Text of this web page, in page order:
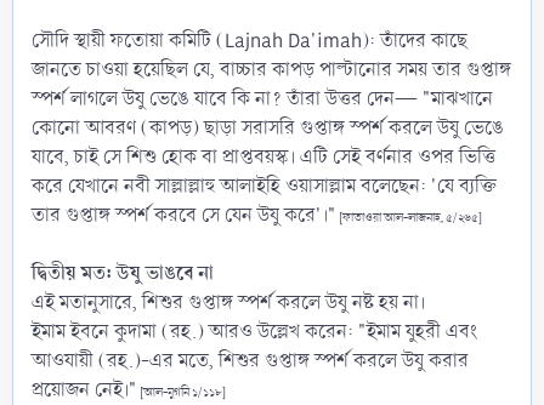
সৌদি স্থায়ী ফতোয়া কমিটি (Lajnah Da'imah): তাঁদের কাছে
জানতে চাওয়া হয়েছিল যে, বাচ্চার কাপড় পাল্টানোর সময় তার গুপ্তাঙ্গ
স্পর্শ লাগলে উযু ভেঙে যাবে কি না? তাঁরা উত্তর দেন— "মাঝখানে
কোনো আবরণ (কাপড়) ছাড়া সরাসরি গুপ্তাঙ্গ স্পর্শ করলে উযু ভেঙে
যাবে, চাই সে শিশু হোক বা প্রাপ্তবয়স্ক। এটি সেই বর্ণনার ওপর ভিত্তি
করে যেখানে নবী সাল্লাল্লাহু আলাইহি ওয়াসাল্লাম বলেছেন: 'যে ব্যক্তি
তার গুপ্তাঙ্গ স্পর্শ করবে সে যেন উযু করে'।" [ফাতাওয়া আল-লাজনাহ, ৫/২৬৫]
দ্বিতীয় মত: উযু ভাঙবে না
এই মতানুসারে, শিশুর গুপ্তাঙ্গ স্পর্শ করলে উযু নষ্ট হয় না।
ইমাম ইবনে কুদামা (রহ.) আরও উল্লেখ করেন: "ইমাম যুহরী এবং
আওযায়ী (রহ.)-এর মতে, শিশুর গুপ্তাঙ্গ স্পর্শ করলে উযু করার
প্রয়োজন নেই।" [আল-মুগনি ১/১১৮]